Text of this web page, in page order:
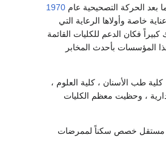
بعد الحركة التصحيحية عام 1970
خاصة وأولاها الرعاية التي
فكان الدعم للكليات القائمة
المؤسسات بأحدث المخابر
كلية طب الأسنان ، كلية العلوم ،
، وحظيت معظم الكليات
مستقل خصص سكناً لممرضات